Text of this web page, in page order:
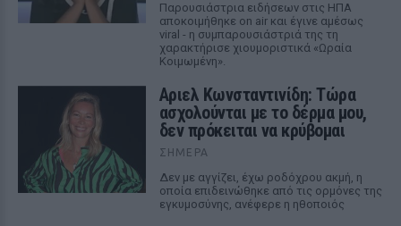
Παρουσιάστρια ειδήσεων στις ΗΠΑ
αποκοιμήθηκε on air και έγινε αμέσως
viral - η συμπαρουσιάστριά της τη
χαρακτήρισε χιουμοριστικά «Ωραία
Κοιμωμένη».
Αριελ Κωνσταντινίδη: Τώρα
ασχολούνται με το δέρμα μου,
δεν πρόκειται να κρύβομαι
ΣΉΜΕΡΑ
Δεν με αγγίζει, έχω ροδόχρου ακμή, η
οποία επιδεινώθηκε από τις ορμόνες της
εγκυμοσύνης, ανέφερε η ηθοποιός